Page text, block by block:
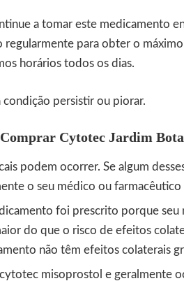
a tomar este medicamento
regularmente para obter o
horários todos os dias.
condição persistir ou piorar.
Cytotec Jardim
podem ocorrer. Se algum
o seu médico ou farmacêutico
foi prescrito porque seu
do que o risco de efeitos
não têm efeitos colaterais
misoprostol e geralmente